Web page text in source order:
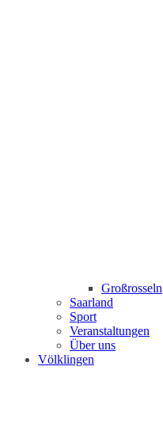
Großrosseln
Saarland
Sport
Veranstaltungen
Über uns
Völklingen